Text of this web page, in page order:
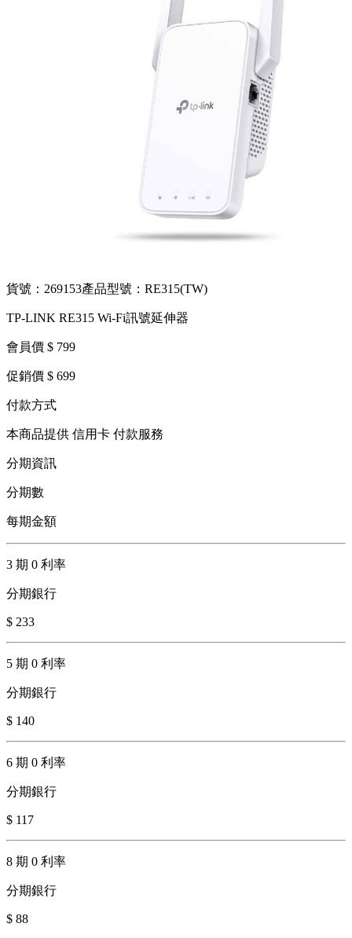
貨號：269153產品型號：RE315(TW)
TP-LINK RE315 Wi-Fi訊號延伸器
會員價 $ 799
促銷價 $ 699
付款方式
本商品提供 信用卡 付款服務
分期資訊
分期數
每期金額
3 期 0 利率
分期銀行
$ 233
5 期 0 利率
分期銀行
$ 140
6 期 0 利率
分期銀行
$ 117
8 期 0 利率
分期銀行
$ 88